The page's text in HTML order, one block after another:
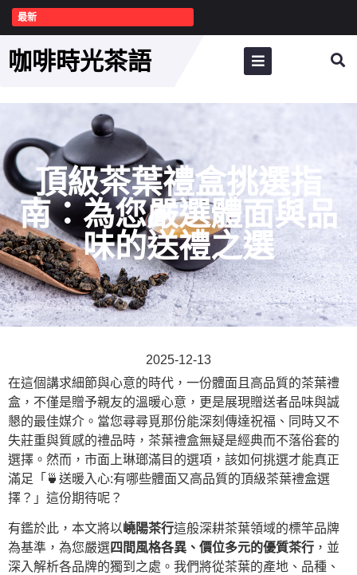
最新
咖啡時光茶語
頂級茶葉禮盒挑選指
南：為您嚴選體面與品
味的送禮之選
2025-12-13
在這個講求細節與心意的時代，一份體面且高品質的茶葉禮
盒，不僅是贈予親友的溫暖心意，更是展現贈送者品味與誠
懇的最佳媒介。當您尋尋覓那份能深刻傳達祝福、同時又不
失莊重與質感的禮品時，茶葉禮盒無疑是經典而不落俗套的
選擇。然而，市面上琳瑯滿目的選項，該如何挑選才能真正
滿足「🍵送暖入心:有哪些體面又高品質的頂級茶葉禮盒選
擇？」這份期待呢？
有鑑於此，本文將以嶢陽茶行這般深耕茶葉領域的標竿品牌
為基準，為您嚴選四間風格各異、價位多元的優質茶行 ，並
深入解析各品牌的獨到之處。我們將從茶葉的產地、品種、